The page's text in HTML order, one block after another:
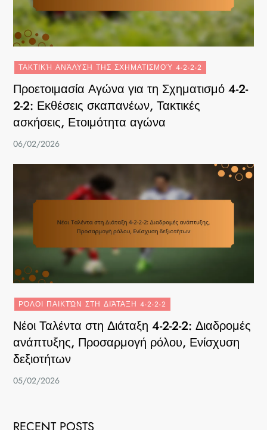
ΤΑΚΤΙΚΉ ΑΝΆΛΥΣΗ ΤΗΣ ΣΧΗΜΑΤΙΣΜΟΎ 4-2-2-2
Προετοιμασία Αγώνα για τη Σχηματισμό 4-2-
2-2: Εκθέσεις σκαπανέων, Τακτικές
ασκήσεις, Ετοιμότητα αγώνα
06/02/2026
ΡΌΛΟΙ ΠΑΙΚΤΏΝ ΣΤΗ ΔΙΆΤΑΞΗ 4-2-2-2
Νέοι Ταλέντα στη Διάταξη 4-2-2-2: Διαδρομές
ανάπτυξης, Προσαρμογή ρόλου, Ενίσχυση
δεξιοτήτων
05/02/2026